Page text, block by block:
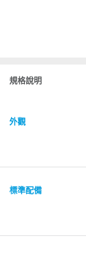
規格說明
外觀
標準配備